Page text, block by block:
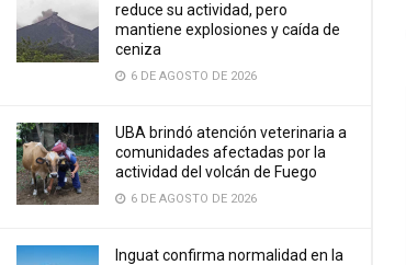
reduce su actividad, pero
mantiene explosiones y caída de
ceniza
6 DE AGOSTO DE 2026
UBA brindó atención veterinaria a
comunidades afectadas por la
actividad del volcán de Fuego
6 DE AGOSTO DE 2026
Inguat confirma normalidad en la